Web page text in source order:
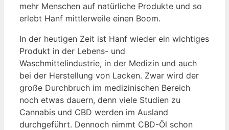
mehr Menschen auf natürliche Produkte und so
erlebt Hanf mittlerweile einen Boom.
In der heutigen Zeit ist Hanf wieder ein wichtiges
Produkt in der Lebens- und
Waschmittelindustrie, in der Medizin und auch
bei der Herstellung von Lacken. Zwar wird der
große Durchbruch im medizinischen Bereich
noch etwas dauern, denn viele Studien zu
Cannabis und CBD werden im Ausland
durchgeführt. Dennoch nimmt CBD-Öl schon